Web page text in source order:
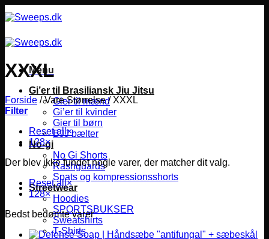
til
Menu
Gi’er til Brasiliansk Jiu Jitsu
Gier til mænd
Gi’er til kvinder
Gier til børn
BJJ bælter
No-gi
No Gi Shorts
Rashguards
Spats og kompressionsshorts
Streetwear
Hoodies
SPORTSBUKSER
Sweatshirts
T-Shirts
XXXL
Forside /Vare Størrelse/XXXL
Filter
Reset all×
128×
Der blev ikke fundet nogle varer, der matcher dit valg.
Reset all×
128×
Bedst bedømte varer